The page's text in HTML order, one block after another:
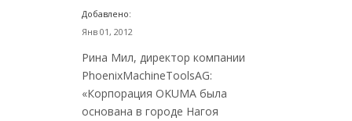
Добавлено:
Янв 01, 2012
Рина Мил, директор компании
PhoenixMachineToolsAG:
«Корпорация OKUMA была
основана в городе Нагоя